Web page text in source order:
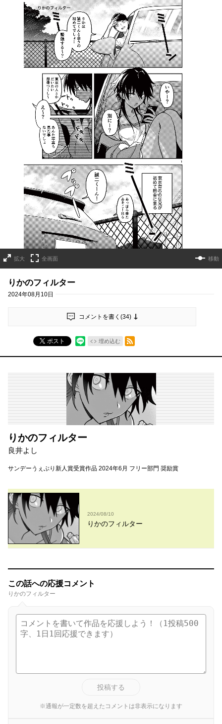
拡大 全画面 移動
りかのフィルター
2024年08月10日
コメントを書く(34)
ポスト 埋め込む
RSSフィード
りかのフィルター
良井よし
サンデーうぇぶり新人賞受賞作品 2024年6月 フリー部門 奨励賞
2024/08/10
りかのフィルター
この話への応援コメント
りかのフィルター
投稿する
※通報が一定数を超えたコメントは非表示になります